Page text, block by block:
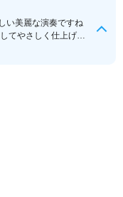
い美麗な演奏ですね
てやさしく仕上げて